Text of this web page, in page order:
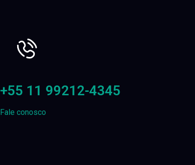
+55 11 99212-4345
Fale conosco